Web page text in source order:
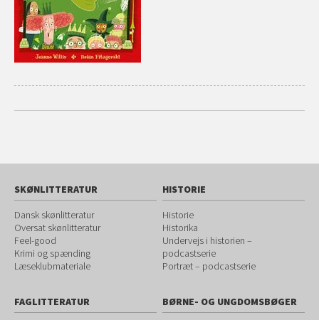
SKØNLITTERATUR
Dansk skønlitteratur
Oversat skønlitteratur
Feel-good
Krimi og spænding
Læseklubmateriale
HISTORIE
Historie
Historika
Undervejs i historien –
podcastserie
Portræt – podcastserie
FAGLITTERATUR
BØRNE- OG UNGDOMSBØGER